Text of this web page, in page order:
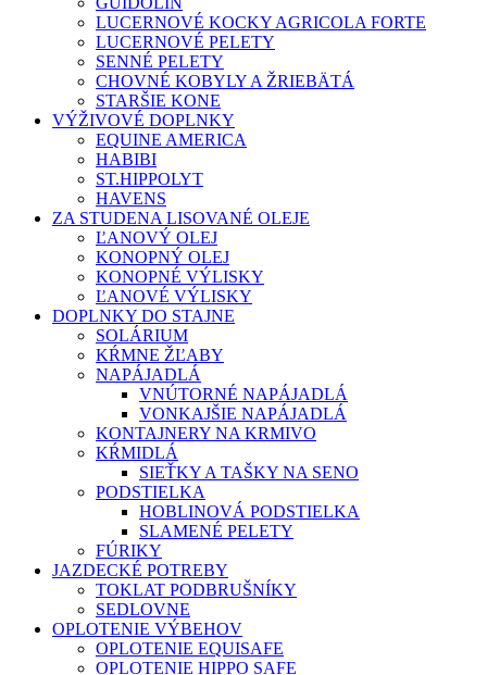
LUCERNOVÉ KOCKY AGRICOLA FORTE
LUCERNOVÉ PELETY
SENNÉ PELETY
CHOVNÉ KOBYLY A ŽRIEBÄTÁ
STARŠIE KONE
VÝŽIVOVÉ DOPLNKY
EQUINE AMERICA
HABIBI
ST.HIPPOLYT
HAVENS
ZA STUDENA LISOVANÉ OLEJE
ĽANOVÝ OLEJ
KONOPNÝ OLEJ
KONOPNÉ VÝLISKY
ĽANOVÉ VÝLISKY
DOPLNKY DO STAJNE
SOLÁRIUM
KŔMNE ŽĽABY
NAPÁJADLÁ
VNÚTORNÉ NAPÁJADLÁ
VONKAJŠIE NAPÁJADLÁ
KONTAJNERY NA KRMIVO
KŔMIDLÁ
SIEŤKY A TAŠKY NA SENO
PODSTIELKA
HOBLINOVÁ PODSTIELKA
SLAMENÉ PELETY
FÚRIKY
JAZDECKÉ POTREBY
TOKLAT PODBRUŠNÍKY
SEDLOVNE
OPLOTENIE VÝBEHOV
OPLOTENIE EQUISAFE
OPLOTENIE HIPPO SAFE